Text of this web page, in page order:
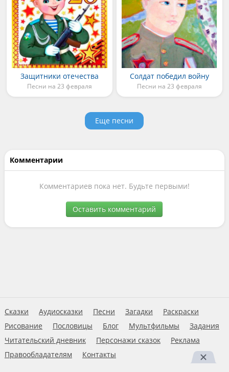
Защитники отечества
Песни на 23 февраля
Солдат победил войну
Песни на 23 февраля
Еще песни
Комментарии
Комментариев пока нет. Будьте первыми!
Оставить комментарий
Сказки Аудиосказки Песни Загадки
Раскраски
Рисование
Пословицы Блог Мультфильмы
Задания
Читательский дневник
Персонажи сказок
Реклама
Правообладателям
Контакты